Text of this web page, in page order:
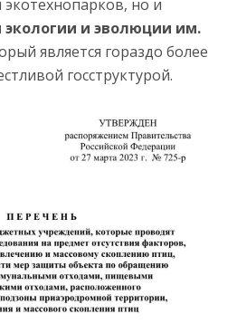
но и
экологии и эволюции им.
является гораздо более
госструктурой.